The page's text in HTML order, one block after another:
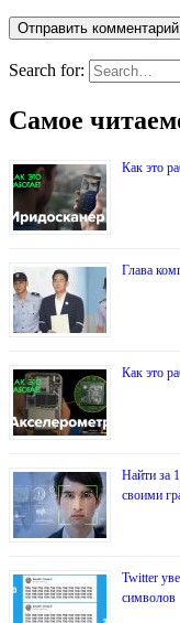
Search for:
Самое
Как это
Глава
Как это
Найти за
своими
Twitter
символов